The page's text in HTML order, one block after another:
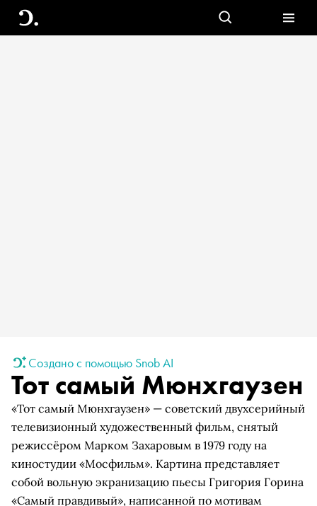
Создано с помощью Snob AI
Тот самый Мюнхгаузен
«Тот самый Мюнхгаузен» — советский двухсерийный
телевизионный художественный фильм, снятый
режиссёром Марком Захаровым в 1979 году на
киностудии «Мосфильм». Картина представляет
собой вольную экранизацию пьесы Григория Горина
«Самый правдивый», написанной по мотивам